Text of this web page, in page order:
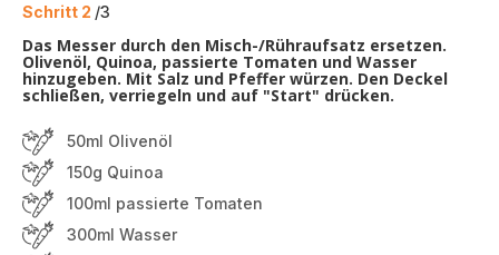
Schritt 2 /3
Das Messer durch den Misch-/Rühraufsatz ersetzen.
Olivenöl, Quinoa, passierte Tomaten und Wasser
hinzugeben. Mit Salz und Pfeffer würzen. Den Deckel
schließen, verriegeln und auf "Start" drücken.
50ml Olivenöl
150g Quinoa
100ml passierte Tomaten
300ml Wasser